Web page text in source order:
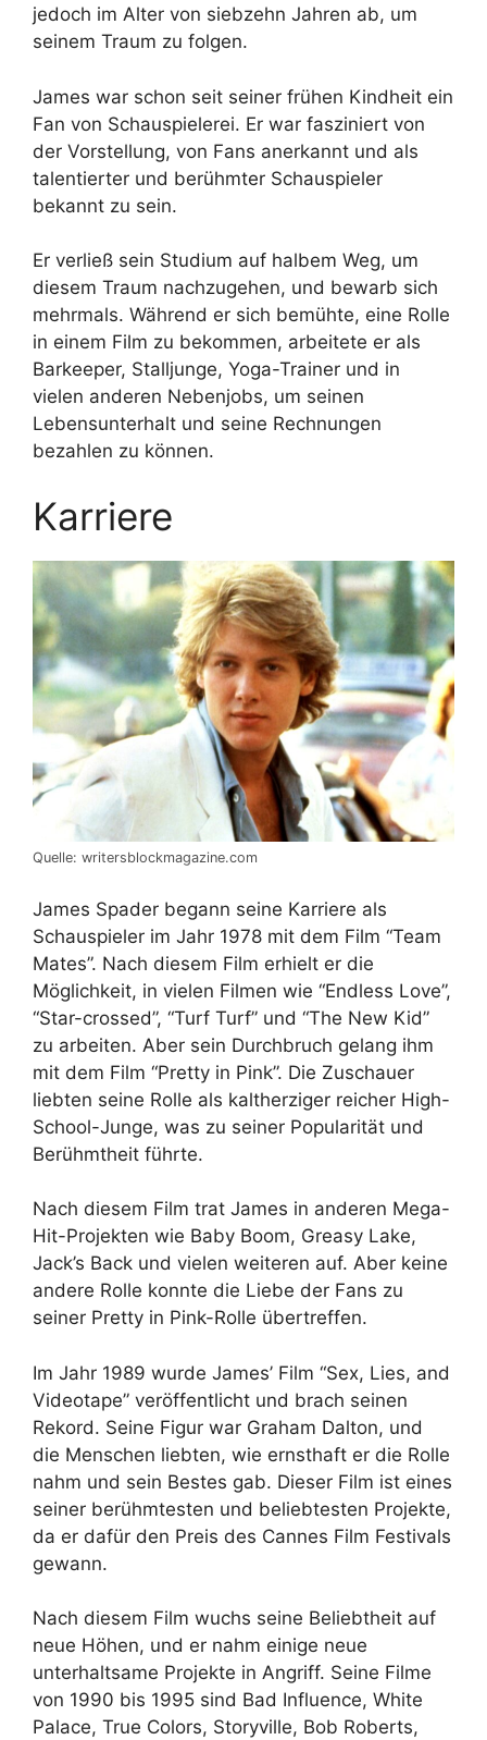
jedoch im Alter von siebzehn Jahren ab, um
seinem Traum zu folgen.
James war schon seit seiner frühen Kindheit ein
Fan von Schauspielerei. Er war fasziniert von
der Vorstellung, von Fans anerkannt und als
talentierter und berühmter Schauspieler
bekannt zu sein.
Er verließ sein Studium auf halbem Weg, um
diesem Traum nachzugehen, und bewarb sich
mehrmals. Während er sich bemühte, eine Rolle
in einem Film zu bekommen, arbeitete er als
Barkeeper, Stalljunge, Yoga-Trainer und in
vielen anderen Nebenjobs, um seinen
Lebensunterhalt und seine Rechnungen
bezahlen zu können.
Karriere
Quelle: writersblockmagazine.com
James Spader begann seine Karriere als
Schauspieler im Jahr 1978 mit dem Film “Team
Mates”. Nach diesem Film erhielt er die
Möglichkeit, in vielen Filmen wie “Endless Love”,
“Star-crossed”, “Turf Turf” und “The New Kid”
zu arbeiten. Aber sein Durchbruch gelang ihm
mit dem Film “Pretty in Pink”. Die Zuschauer
liebten seine Rolle als kaltherziger reicher High-
School-Junge, was zu seiner Popularität und
Berühmtheit führte.
Nach diesem Film trat James in anderen Mega-
Hit-Projekten wie Baby Boom, Greasy Lake,
Jack’s Back und vielen weiteren auf. Aber keine
andere Rolle konnte die Liebe der Fans zu
seiner Pretty in Pink-Rolle übertreffen.
Im Jahr 1989 wurde James’ Film “Sex, Lies, and
Videotape” veröffentlicht und brach seinen
Rekord. Seine Figur war Graham Dalton, und
die Menschen liebten, wie ernsthaft er die Rolle
nahm und sein Bestes gab. Dieser Film ist eines
seiner berühmtesten und beliebtesten Projekte,
da er dafür den Preis des Cannes Film Festivals
gewann.
Nach diesem Film wuchs seine Beliebtheit auf
neue Höhen, und er nahm einige neue
unterhaltsame Projekte in Angriff. Seine Filme
von 1990 bis 1995 sind Bad Influence, White
Palace, True Colors, Storyville, Bob Roberts,